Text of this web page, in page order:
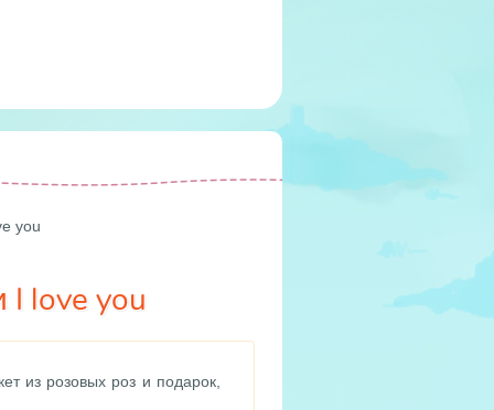
you
I love you
из розовых роз и подарок,